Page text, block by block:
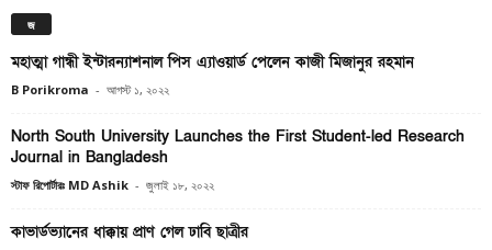
জ
মহাত্মা গান্ধী ইন্টারন্যাশনাল পিস এ্যাওয়ার্ড পেলেন কাজী মিজানুর রহমান
B Porikroma - আগস্ট ১, ২০২২
North South University Launches the First Student-led Research
Journal in Bangladesh
স্টাফ রিপোর্টারঃ MD Ashik - জুলাই ১৮, ২০২২
কাভার্ডভ্যানের ধাক্কায় প্রাণ গেল ঢাবি ছাত্রীর